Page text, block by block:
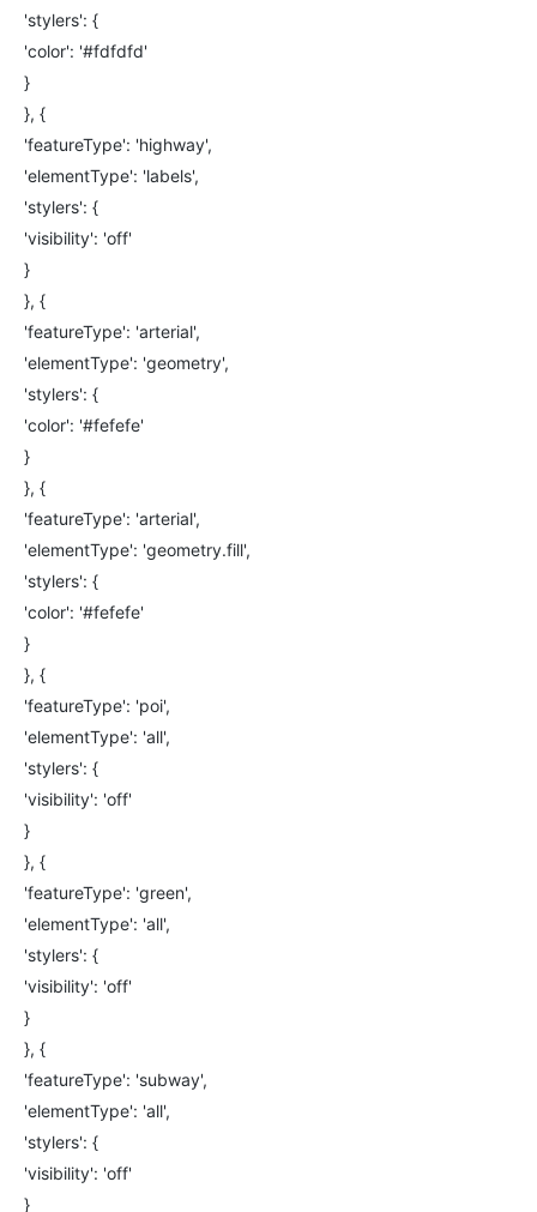
'stylers': {
'color': '#fdfdfd'
}
}, {
'featureType': 'highway',
'elementType': 'labels',
'stylers': {
'visibility': 'off'
}
}, {
'featureType': 'arterial',
'elementType': 'geometry',
'stylers': {
'color': '#fefefe'
}
}, {
'featureType': 'arterial',
'elementType': 'geometry.fill',
'stylers': {
'color': '#fefefe'
}
}, {
'featureType': 'poi',
'elementType': 'all',
'stylers': {
'visibility': 'off'
}
}, {
'featureType': 'green',
'elementType': 'all',
'stylers': {
'visibility': 'off'
}
}, {
'featureType': 'subway',
'elementType': 'all',
'stylers': {
'visibility': 'off'
}